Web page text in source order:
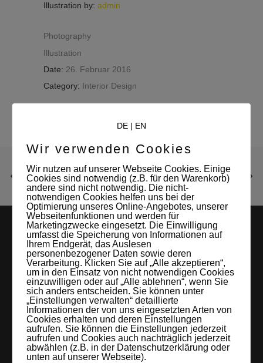
Illustration by: admin
Photography
Illustration
Date: 26. Februar 2016
Category: Interior Design
LEIPZIGS MIETSTUDIO
Hier lassen sich Foto- und Videoproduktionen aller Art in
entspannter Loftatmosphäre realisieren. Alles da, was man
braucht: Technik, Platz, Couch und Kaffee. Folgt uns!
DE| EN
Wir verwenden Cookies
Wir nutzen auf unserer Webseite Cookies. Einige
Cookies sind notwendig (z.B. für den Warenkorb)
andere sind nicht notwendig. Die nicht-
notwendigen Cookies helfen uns bei der
Optimierung unseres Online-Angebotes, unserer
Webseitenfunktionen und werden für
Marketingzwecke eingesetzt. Die Einwilligung
umfasst die Speicherung von Informationen auf
Ihrem Endgerät, das Auslesen
personenbezogener Daten sowie deren
Verarbeitung. Klicken Sie auf „Alle akzeptieren“,
um in den Einsatz von nicht notwendigen Cookies
einzuwilligen oder auf „Alle ablehnen“, wenn Sie
sich anders entscheiden. Sie können unter
„Einstellungen verwalten“ detaillierte
Informationen der von uns eingesetzten Arten von
Cookies erhalten und deren Einstellungen
aufrufen. Sie können die Einstellungen jederzeit
aufrufen und Cookies auch nachträglich jederzeit
abwählen (z.B. in der Datenschutzerklärung oder
unten auf unserer Webseite).